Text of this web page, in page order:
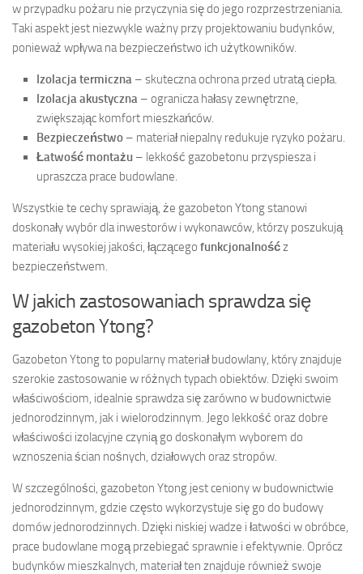
w przypadku pożaru nie przyczynia się do jego rozprzestrzeniania.
Taki aspekt jest niezwykle ważny przy projektowaniu budynków,
ponieważ wpływa na bezpieczeństwo ich użytkowników.
Izolacja termiczna – skuteczna ochrona przed utratą ciepła.
Izolacja akustyczna – ogranicza hałasy zewnętrzne,
zwiększając komfort mieszkańców.
Bezpieczeństwo – materiał niepalny redukuje ryzyko pożaru.
Łatwość montażu – lekkość gazobetonu przyspiesza i
upraszcza prace budowlane.
Wszystkie te cechy sprawiają, że gazobeton Ytong stanowi
doskonały wybór dla inwestorów i wykonawców, którzy poszukują
materiału wysokiej jakości, łączącego funkcjonalnośćz
bezpieczeństwem.
W jakich zastosowaniach sprawdza się
gazobeton Ytong?
Gazobeton Ytong to popularny materiał budowlany, który znajduje
szerokie zastosowanie w różnych typach obiektów. Dzięki swoim
właściwościom, idealnie sprawdza się zarówno w budownictwie
jednorodzinnym, jak i wielorodzinnym. Jego lekkość oraz dobre
właściwości izolacyjne czynią go doskonałym wyborem do
wznoszenia ścian nośnych, działowych oraz stropów.
W szczególności, gazobeton Ytong jest ceniony w budownictwie
jednorodzinnym, gdzie często wykorzystuje się go do budowy
domów jednorodzinnych. Dzięki niskiej wadze i łatwości w obróbce,
prace budowlane mogą przebiegać sprawnie i efektywnie. Oprócz
budynków mieszkalnych, materiał ten znajduje również swoje